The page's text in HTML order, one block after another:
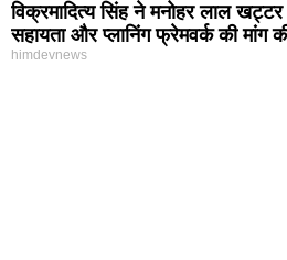
विक्रमादित्य सिंह ने मनोहर लाल
सहायता और प्लानिंग फ्रेमवर्क की मांग
himdevnews